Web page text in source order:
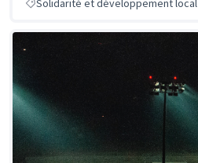
Solidarité et développement local